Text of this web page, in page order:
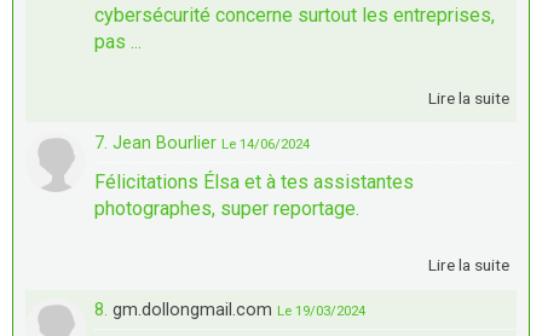
cybersécurité concerne surtout les entreprises,
pas ...
Lire la suite
7. Jean Bourlier Le 14/06/2024
Félicitations Élsa et à tes assistantes
photographes, super reportage.
Lire la suite
8. gm.dollongmail.com Le 19/03/2024